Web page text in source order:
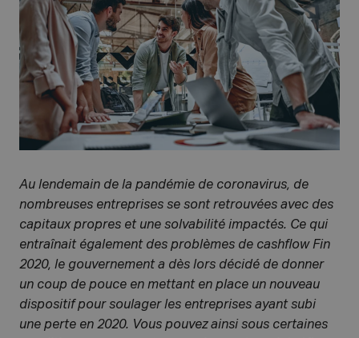
Au lendemain de la pandémie de coronavirus, de
nombreuses entreprises se sont retrouvées avec des
capitaux propres et une solvabilité impactés. Ce qui
entraînait également des problèmes de cashflow Fin
2020, le gouvernement a dès lors décidé de donner
un coup de pouce en mettant en place un nouveau
dispositif pour soulager les entreprises ayant subi
une perte en 2020. Vous pouvez ainsi sous certaines